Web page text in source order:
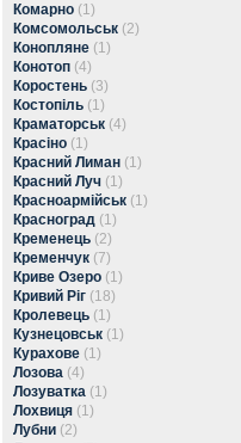
Комарно (1)
Комсомольськ (2)
Конопляне (1)
Конотоп (4)
Коростень (3)
Костопіль (1)
Краматорськ (4)
Красіно (1)
Красний Лиман (1)
Красний Луч (1)
Красноармійськ (1)
Красноград (1)
Кременець (2)
Кременчук (7)
Криве Озеро (1)
Кривий Ріг (18)
Кролевець (1)
Кузнецовськ (1)
Курахове (1)
Лозова (4)
Лозуватка (1)
Лохвиця (1)
Лубни (2)